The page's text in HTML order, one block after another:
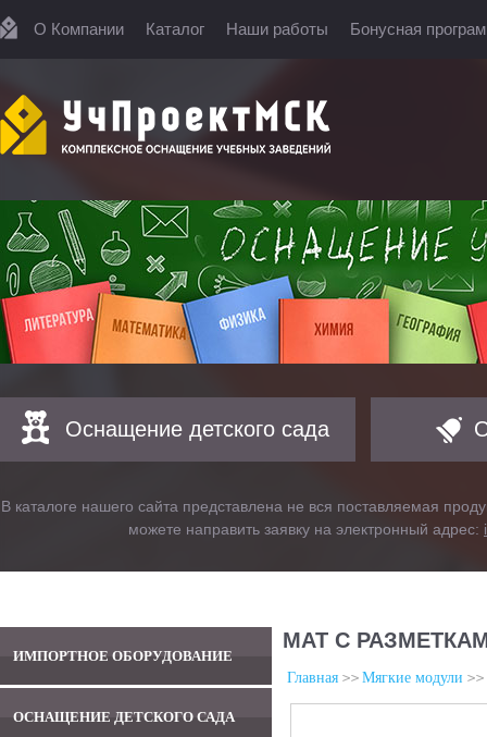
О Компании Каталог Наши работы Бонусная
Оснащение детского сада
В каталоге нашего сайта представлена не вся поставляемая
можете направить заявку на электронный адрес:
ИМПОРТНОЕ ОБОРУДОВАНИЕ
ОСНАЩЕНИЕ ДЕТСКОГО САДА
МАТ С
Главная Мягкие модули